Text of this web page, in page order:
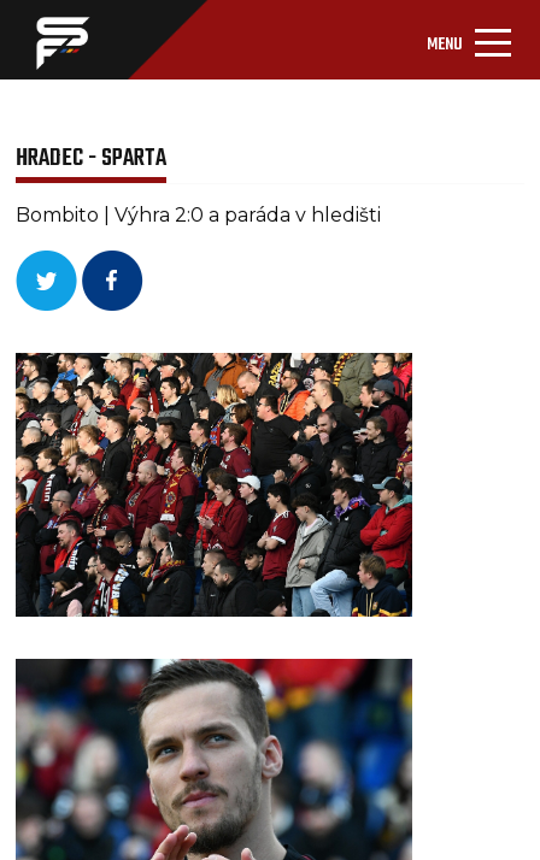
MENU
HRADEC - SPARTA
Bombito | Výhra 2:0 a paráda v hledišti